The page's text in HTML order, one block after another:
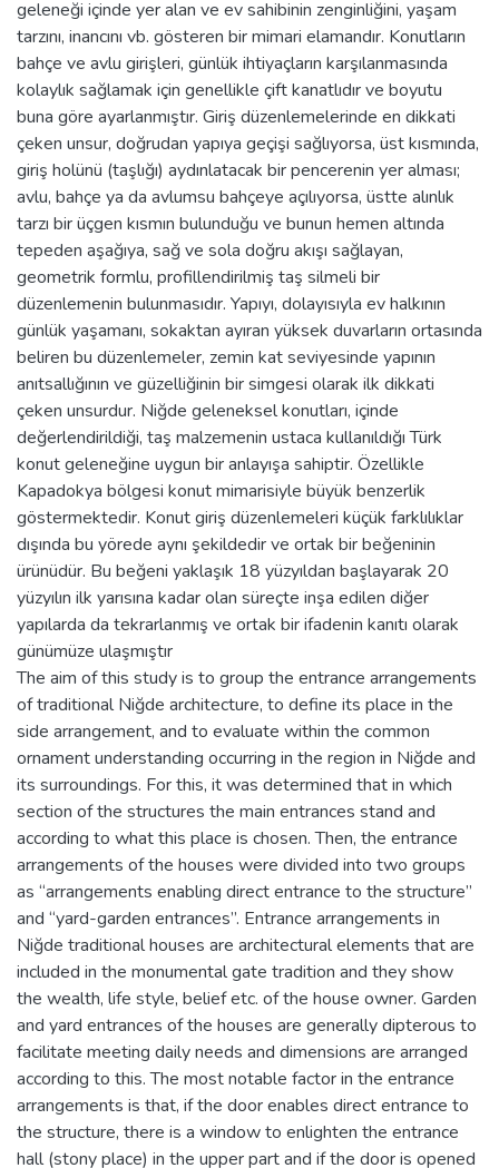
geleneği içinde yer alan ve ev sahibinin zenginliğini, yaşam
tarzını, inancını vb. gösteren bir mimari elamandır. Konutların
bahçe ve avlu girişleri, günlük ihtiyaçların karşılanmasında
kolaylık sağlamak için genellikle çift kanatlıdır ve boyutu
buna göre ayarlanmıştır. Giriş düzenlemelerinde en dikkati
çeken unsur, doğrudan yapıya geçişi sağlıyorsa, üst kısmında,
giriş holünü (taşlığı) aydınlatacak bir pencerenin yer alması;
avlu, bahçe ya da avlumsu bahçeye açılıyorsa, üstte alınlık
tarzı bir üçgen kısmın bulunduğu ve bunun hemen altında
tepeden aşağıya, sağ ve sola doğru akışı sağlayan,
geometrik formlu, profillendirilmiş taş silmeli bir
düzenlemenin bulunmasıdır. Yapıyı, dolayısıyla ev halkının
günlük yaşamanı, sokaktan ayıran yüksek duvarların ortasında
beliren bu düzenlemeler, zemin kat seviyesinde yapının
anıtsallığının ve güzelliğinin bir simgesi olarak ilk dikkati
çeken unsurdur. Niğde geleneksel konutları, içinde
değerlendirildiği, taş malzemenin ustaca kullanıldığı Türk
konut geleneğine uygun bir anlayışa sahiptir. Özellikle
Kapadokya bölgesi konut mimarisiyle büyük benzerlik
göstermektedir. Konut giriş düzenlemeleri küçük farklılıklar
dışında bu yörede aynı şekildedir ve ortak bir beğeninin
ürünüdür. Bu beğeni yaklaşık 18 yüzyıldan başlayarak 20
yüzyılın ilk yarısına kadar olan süreçte inşa edilen diğer
yapılarda da tekrarlanmış ve ortak bir ifadenin kanıtı olarak
günümüze ulaşmıştır
The aim of this study is to group the entrance arrangements
of traditional Niğde architecture, to define its place in the
side arrangement, and to evaluate within the common
ornament understanding occurring in the region in Niğde and
its surroundings. For this, it was determined that in which
section of the structures the main entrances stand and
according to what this place is chosen. Then, the entrance
arrangements of the houses were divided into two groups
as “arrangements enabling direct entrance to the structure”
and “yard-garden entrances”. Entrance arrangements in
Niğde traditional houses are architectural elements that are
included in the monumental gate tradition and they show
the wealth, life style, belief etc. of the house owner. Garden
and yard entrances of the houses are generally dipterous to
facilitate meeting daily needs and dimensions are arranged
according to this. The most notable factor in the entrance
arrangements is that, if the door enables direct entrance to
the structure, there is a window to enlighten the entrance
hall (stony place) in the upper part and if the door is opened